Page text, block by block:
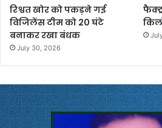
रिश्वत खोर को पकड़ने गई
विजिलेंस टीम को 20 घंटे
बनाकर रखा बंधक
July 30, 2026